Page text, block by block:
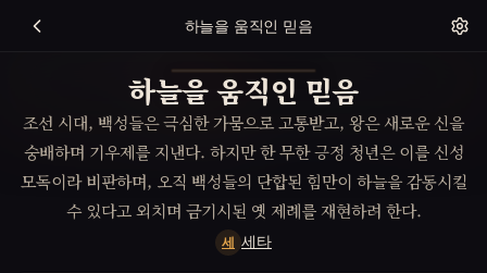
하늘을 움직인 믿음
하늘을 움직인 믿음
조선 시대, 백성들은 극심한 가뭄으로 고통받고, 왕은 새로운 신을
숭배하며 기우제를 지낸다. 하지만 한 무한 긍정 청년은 이를 신성
모독이라 비판하며, 오직 백성들의 단합된 힘만이 하늘을 감동시킬
수 있다고 외치며 금기시된 옛 제례를 재현하려 한다.
세 세타